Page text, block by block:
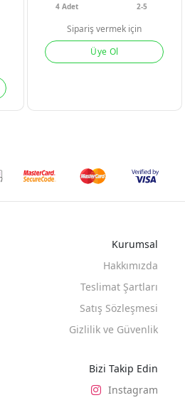
4Adet 2-5
Sipariş vermek için
Üye Ol
Kurumsal
Hakkımızda
Teslimat Şartları
Satış Sözleşmesi
Gizlilik ve Güvenlik
Bizi Takip Edin
Instagram